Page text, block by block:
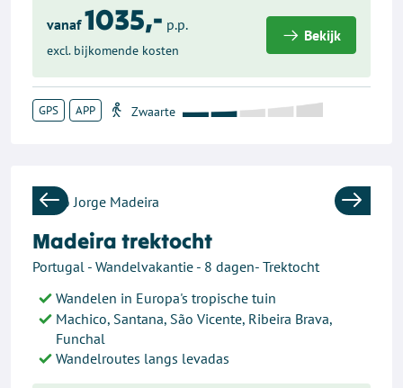
vanaf 1035,- p.p.
excl. bijkomende kosten
Bekijk
GPS APP
Previous Next
Madeira trektocht
Portugal - Wandelvakantie - 8 dagen- Trektocht
Wandelen in Europa's tropische tuin
Machico, Santana, São Vicente, Ribeira Brava,
Funchal
Wandelroutes langs levadas